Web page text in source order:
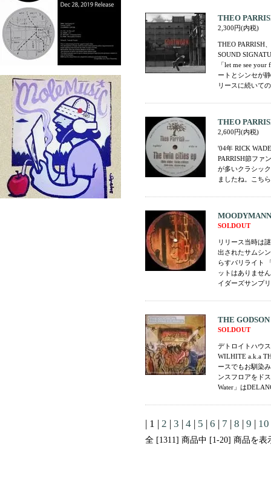
THEO
2,300円(内税)
THEO PARRISH
SOUND
「let me see
ートとシンセが
リースに続いて
THEO
2,600円(内税)
'04年 RICK
PARRISH節ファ
が多いクラシッ
ましたね。こち
SOLDOUT
リリース当時は
出されたサムシ
らすバリライト
ットはありませ
イダーズサンプ
THE GODSON
SOLDOUT
デトロイトハウ
WILHITE a.k.a
ースでもお馴染
ンスフロアをド
Water」は
| 1 | 2 | 3 | 4 | 5 | 6 | 7 | 8 | 9 | 10
全 [1311] 商品中 [1-20] 商品を表